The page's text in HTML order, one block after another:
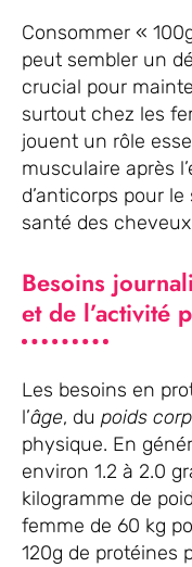
Consommer «
peut sembler un
crucial pour
surtout chez les
jouent un rôle
musculaire après
d’anticorps pour
santé des
Besoins
et de l’activité
Les besoins en
l’âge, du poids
physique. En
environ 1.2 à 2.0
kilogramme de
femme de 60 kg
120g de protéines